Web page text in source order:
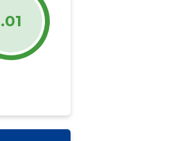
.01